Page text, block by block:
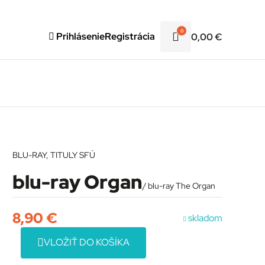
PrihlásenieRegistrácia 0 0,00€
BLU-RAY, TITULY SFÚ
blu-ray Organ/ blu-ray The Organ
8,90€
skladom
VLOŽIŤ DO KOŠÍKA